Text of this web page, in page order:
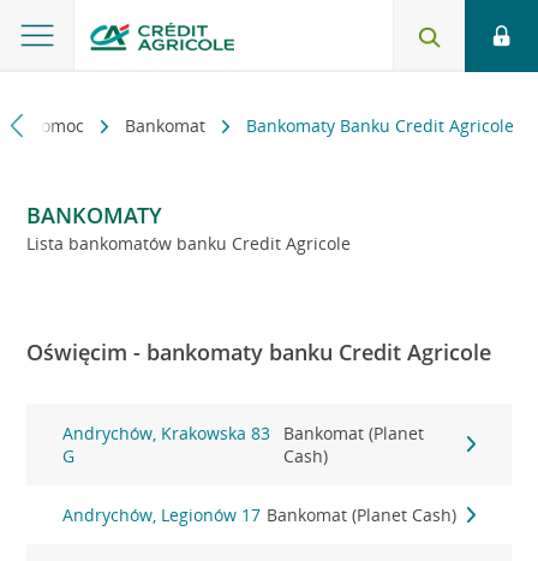
i pomoc Bankomat Bankomaty Banku Credit Agricole
BANKOMATY
Lista bankomatów banku Credit Agricole
Oświęcim - bankomaty banku Credit Agricole
Andrychów, Krakowska 83
G
Bankomat (Planet
Cash)
Andrychów, Legionów 17 Bankomat (Planet Cash)